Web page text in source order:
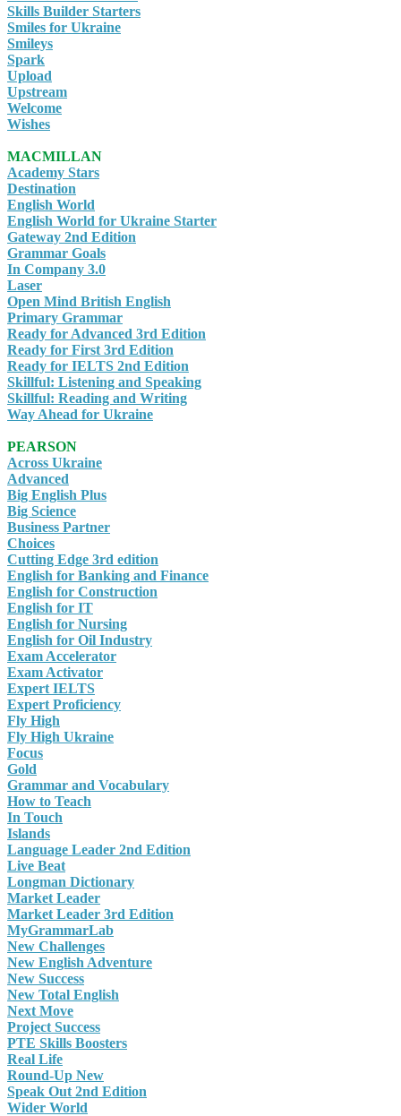
Skills Builder Starters
Smiles for Ukraine
Smileys
Spark
Upload
Upstream
Welcome
Wishes
MACMILLAN
Academy Stars
Destination
English World
English World for Ukraine Starter
Gateway 2nd Edition
Grammar Goals
In Company 3.0
Laser
Open Mind British English
Primary Grammar
Ready for Advanced 3rd Edition
Ready for First 3rd Edition
Ready for IELTS 2nd Edition
Skillful: Listening and Speaking
Skillful: Reading and Writing
Way Ahead for Ukraine
PEARSON
Across Ukraine
Advanced
Big English Plus
Big Science
Business Partner
Choices
Cutting Edge 3rd edition
English for Banking and Finance
English for Construction
English for IT
English for Nursing
English for Oil Industry
Exam Accelerator
Exam Activator
Expert IELTS
Expert Proficiency
Fly High
Fly High Ukraine
Focus
Gold
Grammar and Vocabulary
How to Teach
In Touch
Islands
Language Leader 2nd Edition
Live Beat
Longman Dictionary
Market Leader
Market Leader 3rd Edition
MyGrammarLab
New Challenges
New English Adventure
New Success
New Total English
Next Move
Project Success
PTE Skills Boosters
Real Life
Round-Up New
Speak Out 2nd Edition
Wider World